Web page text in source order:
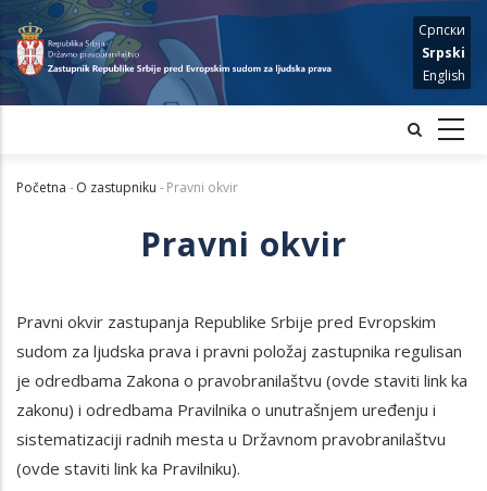
to
main
content
Српски
Srpski
English
Početna -O zastupniku -Pravni okvir
Pravni okvir
Pravni okvir zastupanja Republike Srbije pred Evropskim
sudom za ljudska prava i pravni položaj zastupnika regulisan
je odredbama Zakona o pravobranilaštvu (ovde staviti link ka
zakonu) i odredbama Pravilnika o unutrašnjem uređenju i
sistematizaciji radnih mesta u Državnom pravobranilaštvu
(ovde staviti link ka Pravilniku).